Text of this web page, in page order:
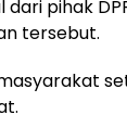
dari pihak
tersebut.